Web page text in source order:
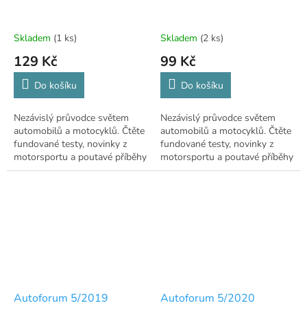
Skladem (1 ks)
129 Kč
Do košíku
Nezávislý průvodce světem
automobilů a motocyklů. Čtěte
fundované testy, novinky z
motorsportu a poutavé příběhy
z historie! 🚗
Skladem (2 ks)
99 Kč
Do košíku
Nezávislý průvodce světem
automobilů a motocyklů. Čtěte
fundované testy, novinky z
motorsportu a poutavé příběhy
z historie! 🚗
Autoforum 5/2019 Autoforum 5/2020